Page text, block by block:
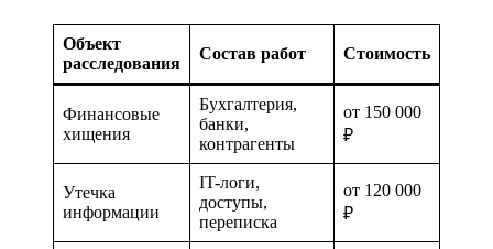
Объект
расследования
Состав работ Стоимость
Финансовые
хищения
Бухгалтерия,
банки,
контрагенты
от 150 000
₽
Утечка
информации
IT-логи,
доступы,
переписка
от 120 000
₽